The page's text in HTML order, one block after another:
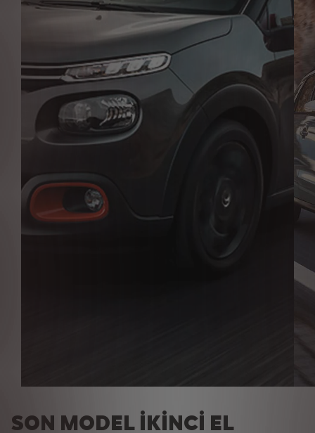
SON MODEL İKİNCİ EL